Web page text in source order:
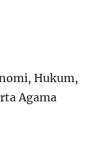
Hukum,
Agama